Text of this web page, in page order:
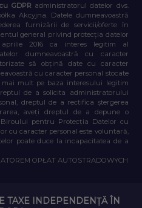
GDPR administratorul datelor dvs.
Akcyjna. Datele dumneavoastră
furnizării de servicii/oferte în
general privind protecția datelor
2016 ca interes legitim al
dumneavoastră cu caracter
să obțină date cu caracter
cu caracter personal stocate
mult pe baza interesului legitim
de a solicita administratorului
dreptul de a rectifica ștergerea
aveți dreptul de a depune o
pentru Protecția Datelor cu
cu caracter personal este voluntară,
poate duce la incapacitatea de a
OPŁAT AUTOSTRADOWYCH
TAXE INDEPENDENȚĂ ÎN